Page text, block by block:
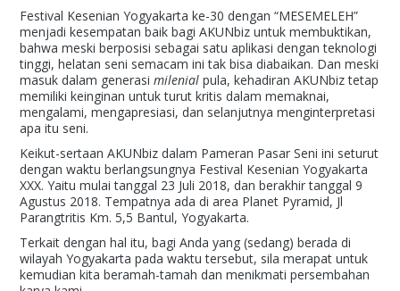
Festival Kesenian Yogyakarta ke-30 dengan “MESEMELEH”
menjadi kesempatan baik bagi AKUNbiz untuk membuktikan,
bahwa meski berposisi sebagai satu aplikasi dengan teknologi
tinggi, helatan seni semacam ini tak bisa diabaikan. Dan meski
masuk dalam generasimilenial pula, kehadiran AKUNbiz tetap
memiliki keinginan untuk turut kritis dalam memaknai,
mengalami, mengapresiasi, dan selanjutnya menginterpretasi
apa itu seni.
Keikut-sertaan AKUNbiz dalam Pameran Pasar Seni ini seturut
dengan waktu berlangsungnya Festival Kesenian Yogyakarta
XXX. Yaitu mulai tanggal 23 Juli 2018, dan berakhir tanggal 9
Agustus 2018. Tempatnya ada di area Planet Pyramid, Jl
Parangtritis Km. 5,5 Bantul, Yogyakarta.
Terkait dengan hal itu, bagi Anda yang (sedang) berada di
wilayah Yogyakarta pada waktu tersebut, sila merapat untuk
kemudian kita beramah-tamah dan menikmati persembahan